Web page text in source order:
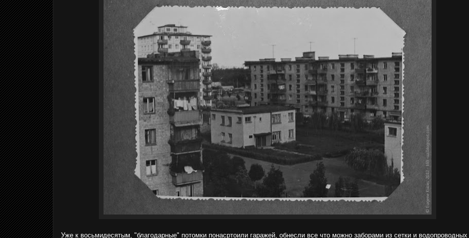
Уже к восьмидесятым, "благодарные" потомки понасртоили гаражей, обнесли все что можно заборами из сетки и водопроводных